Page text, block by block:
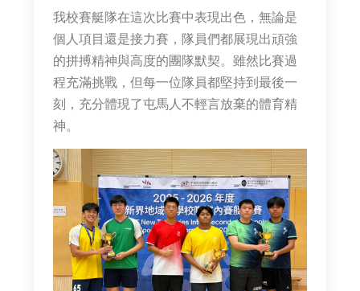
我校賽艇隊在這次比賽中表現出色，無論是
個人項目還是接力賽，隊員們都展現出頑強
的拼搏精神與高度的團隊默契。雖然比賽過
程充滿挑戰，但每一位隊員都堅持到最後一
刻，充分體現了屯馬人不輕言放棄的體育精
神。